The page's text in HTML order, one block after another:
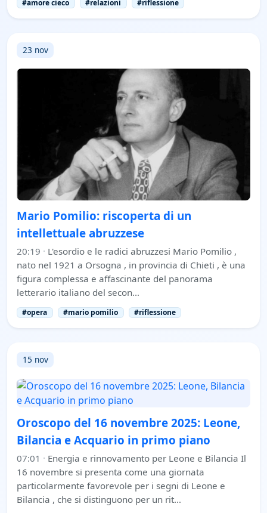
#amore cieco #relazioni #riflessione
23 nov
Mario Pomilio: riscoperta di un
intellettuale abruzzese
20:19 · L'esordio e le radici abruzzesi Mario Pomilio ,
nato nel 1921 a Orsogna , in provincia di Chieti , è una
figura complessa e affascinante del panorama
letterario italiano del secon…
#opera #mario pomilio #riflessione
15 nov
Oroscopo del 16 novembre 2025: Leone,
Bilancia e Acquario in primo piano
07:01 · Energia e rinnovamento per Leone e Bilancia Il
16 novembre si presenta come una giornata
particolarmente favorevole per i segni di Leone e
Bilancia , che si distinguono per un rit…